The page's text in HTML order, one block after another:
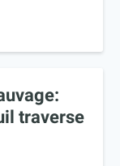
traverse